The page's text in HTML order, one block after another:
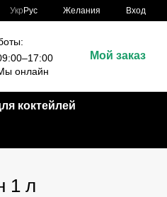
Укр Рус Желания Вход
онлайн
Мой заказ
коктейлей
1 л